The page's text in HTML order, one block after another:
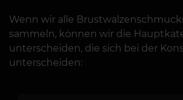
Wenn wir alle
sammeln, können wir die
unterscheiden, die sich bei der
unterscheiden: